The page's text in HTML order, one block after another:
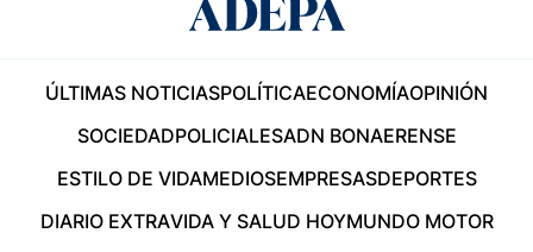
ÚLTIMAS NOTICIASPOLÍTICAECONOMÍAOPINIÓN
SOCIEDADPOLICIALESADN BONAERENSE
ESTILO DE VIDAMEDIOSEMPRESASDEPORTES
DIARIO EXTRAVIDA Y SALUD HOYMUNDO MOTOR